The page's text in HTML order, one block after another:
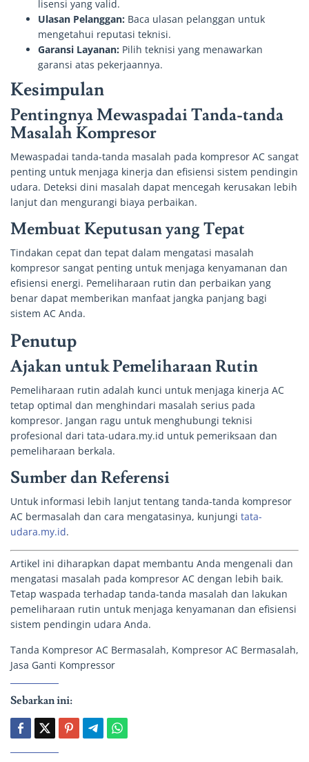
lisensi yang valid.
Ulasan Pelanggan: Baca ulasan pelanggan untuk
mengetahui reputasi teknisi.
Garansi Layanan: Pilih teknisi yang menawarkan
garansi atas pekerjaannya.
Kesimpulan
Pentingnya Mewaspadai Tanda-tanda
Masalah Kompresor
Mewaspadai tanda-tanda masalah pada kompresor AC sangat
penting untuk menjaga kinerja dan efisiensi sistem pendingin
udara. Deteksi dini masalah dapat mencegah kerusakan lebih
lanjut dan mengurangi biaya perbaikan.
Membuat Keputusan yang Tepat
Tindakan cepat dan tepat dalam mengatasi masalah
kompresor sangat penting untuk menjaga kenyamanan dan
efisiensi energi. Pemeliharaan rutin dan perbaikan yang
benar dapat memberikan manfaat jangka panjang bagi
sistem AC Anda.
Penutup
Ajakan untuk Pemeliharaan Rutin
Pemeliharaan rutin adalah kunci untuk menjaga kinerja AC
tetap optimal dan menghindari masalah serius pada
kompresor. Jangan ragu untuk menghubungi teknisi
profesional dari tata-udara.my.id untuk pemeriksaan dan
pemeliharaan berkala.
Sumber dan Referensi
Untuk informasi lebih lanjut tentang tanda-tanda kompresor
AC bermasalah dan cara mengatasinya, kunjungi tata-
udara.my.id.
Artikel ini diharapkan dapat membantu Anda mengenali dan
mengatasi masalah pada kompresor AC dengan lebih baik.
Tetap waspada terhadap tanda-tanda masalah dan lakukan
pemeliharaan rutin untuk menjaga kenyamanan dan efisiensi
sistem pendingin udara Anda.
Tanda Kompresor AC Bermasalah, Kompresor AC Bermasalah,
Jasa Ganti Kompressor
Sebarkan ini: